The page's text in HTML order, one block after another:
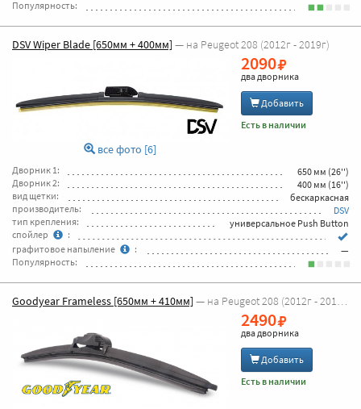
Популярность:
DSV Wiper Blade [650мм + 400мм] — на Peugeot 208 (2012г - 2019г)
все фото [6]
2090
два дворника
Добавить
Есть в наличии
Дворник 1:
650 мм (26'')
Дворник 2:
400 мм (16'')
вид щетки:
бескаркасная
производитель:
DSV
тип крепления:
универсальное Push Button
спойлер
:
графитовое напыление
:
—
Популярность:
Goodyear Frameless [650мм + 410мм] — на Peugeot 208 (2012г - 2019г)
2490
два дворника
Добавить
Есть в наличии